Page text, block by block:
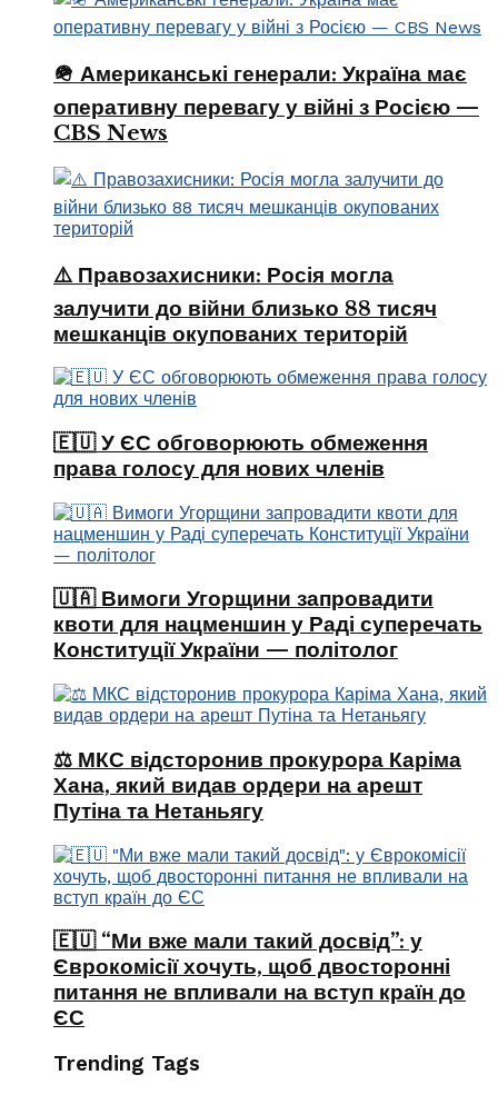
🪖 Американські генерали: Україна має
оперативну перевагу у війні з Росією —
CBS News
⚠️ Правозахисники: Росія могла
залучити до війни близько 88 тисяч
мешканців окупованих територій
🇪🇺 У ЄС обговорюють обмеження
права голосу для нових членів
🇺🇦 Вимоги Угорщини запровадити
квоти для нацменшин у Раді суперечать
Конституції України — політолог
⚖️ МКС відсторонив прокурора Каріма
Хана, який видав ордери на арешт
Путіна та Нетаньягу
🇪🇺 “Ми вже мали такий досвід”: у
Єврокомісії хочуть, щоб двосторонні
питання не впливали на вступ країн до
ЄС
Trending Tags